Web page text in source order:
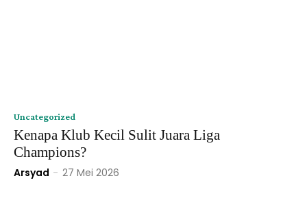
Uncategorized
Kenapa Klub Kecil Sulit Juara Liga
Champions?
Arsyad - 27 Mei 2026